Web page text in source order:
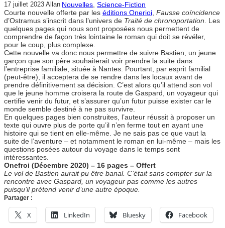
17 juillet 2023 Allan Nouvelles, Science-Fiction
Courte nouvelle offerte par les éditions Onerioi, Fausse coïncidence
d’Ostramus s’inscrit dans l’univers de Traité de chronoportation. Les
quelques pages qui nous sont proposées nous permettent de
comprendre de façon très lointaine le roman qui doit se révéler,
pour le coup, plus complexe.
Cette nouvelle va donc nous permettre de suivre Bastien, un jeune
garçon que son père souhaiterait voir prendre la suite dans
l’entreprise familiale, située à Nantes. Pourtant, par esprit familial
(peut-être), il acceptera de se rendre dans les locaux avant de
prendre définitivement sa décision. C’est alors qu’il attend son vol
que le jeune homme croisera la route de Gaspard, un voyageur qui
certifie venir du futur, et s’assurer qu’un futur puisse exister car le
monde semble destiné à ne pas survivre.
En quelques pages bien construites, l’auteur réussit à proposer un
texte qui ouvre plus de porte qu’il n’en ferme tout en ayant une
histoire qui se tient en elle-même. Je ne sais pas ce que vaut la
suite de l’aventure – et notamment le roman en lui-même – mais les
questions posées autour du voyage dans le temps sont
intéressantes.
Onefroi (Décembre 2020) – 16 pages – Offert
Le vol de Bastien aurait pu être banal. C’était sans compter sur la
rencontre avec Gaspard, un voyageur pas comme les autres
puisqu’il prétend venir d’une autre époque.
Partager :
X LinkedIn Bluesky Facebook